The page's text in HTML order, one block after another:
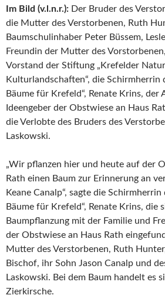
Im Bild (v.l.n.r.): Der Bruder des
die Mutter des Verstorbenen, Ruth
Baumschulinhaber Peter Büssem,
Freundin der Mutter des
Vorstand der Stiftung „Krefelder
Kulturlandschaften“, die Schirmherrin
Bäume für Krefeld“, Renate Krins, der
Ideengeber der Obstwiese an Haus
die Verlobte des Bruders des
Laskowski.
„Wir pflanzen hier und heute auf der
Rath einen Baum zur Erinnerung an
Keane Canalp“, sagte die
Bäume für Krefeld“, Renate Krins, die
Baumpflanzung mit der Familie und
der Obstwiese an Haus Rath
Mutter des Verstorbenen, Ruth
Bischof, ihr Sohn Jason Canalp und
Laskowski. Bei dem Baum handelt es
Zierkirsche.